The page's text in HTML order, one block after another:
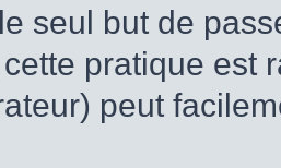
seul but de
pratique est
peut